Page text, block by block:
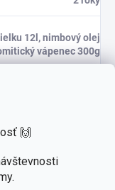
🙌
12l, nimbový olej
vápenec 300g
(v) x 53 (š) x 40 (h) cm